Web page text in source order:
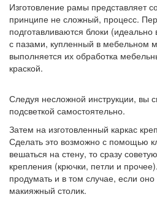
Изготовление рамы представляет
принципе не сложный, процесс.
подготавливаются блоки (идеально
с пазами, купленный в мебельном
выполняется их обработка
краской.
Следуя несложной инструкции, вы
подсветкой самостоятельно.
Затем на изготовленный каркас
Сделать это возможно с помощью
вешаться на стену, то сразу
крепления (крючки, петли и
продумать и в том случае, если оно
макияжный столик.